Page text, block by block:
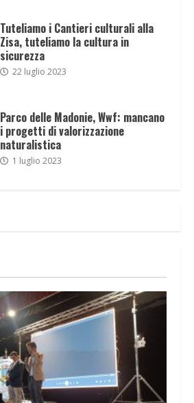
Tuteliamo i Cantieri culturali alla
Zisa, tuteliamo la cultura in
sicurezza
22 luglio 2023
Parco delle Madonie, Wwf: mancano
i progetti di valorizzazione
naturalistica
1 luglio 2023